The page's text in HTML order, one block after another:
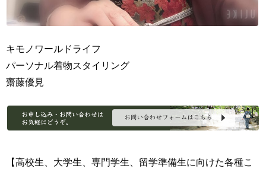
キモノワールドライフ
パーソナル着物スタイリング
齋藤優見
【高校生、大学生、専門学生、留学準備生に向けた各種こ